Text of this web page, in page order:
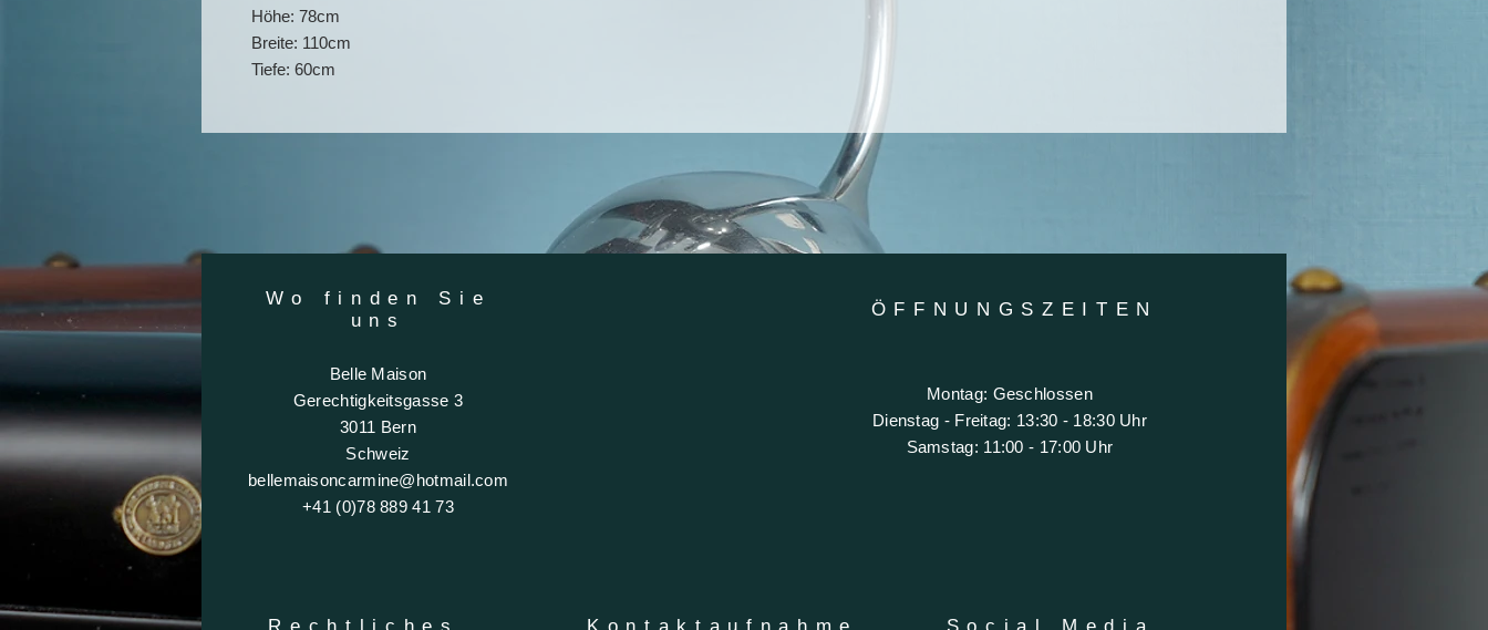
Höhe: 78cm
Breite: 110cm
Tiefe: 60cm
Wo finden Sie
uns
Belle Maison
Gerechtigkeitsgasse 3
3011 Bern
Schweiz
bellemaisoncarmine@hotmail.com
+41 (0)78 889 41 73
ÖFFNUNGSZEITE N
Montag: Geschlossen
​​Dienstag - Freitag: 13:30 - 18:30 Uhr
​Samstag: 11:00 - 17:00 Uhr